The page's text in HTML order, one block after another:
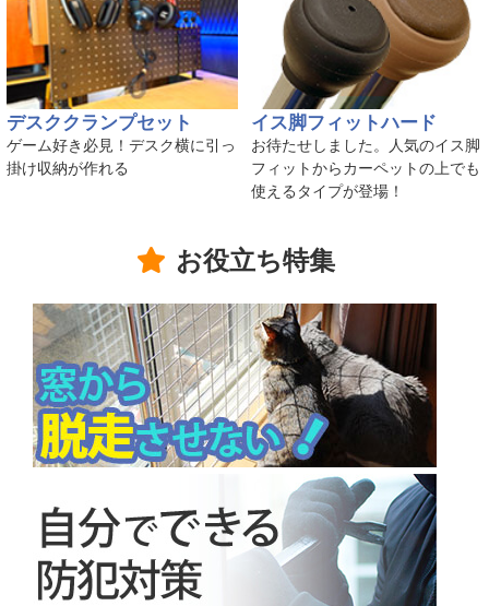
デスククランプセット
ゲーム好き必見！デスク横に引っ
掛け収納が作れる
イス脚フィットハード
お待たせしました。人気のイス脚
フィットからカーペットの上でも
使えるタイプが登場！
お役立ち特集